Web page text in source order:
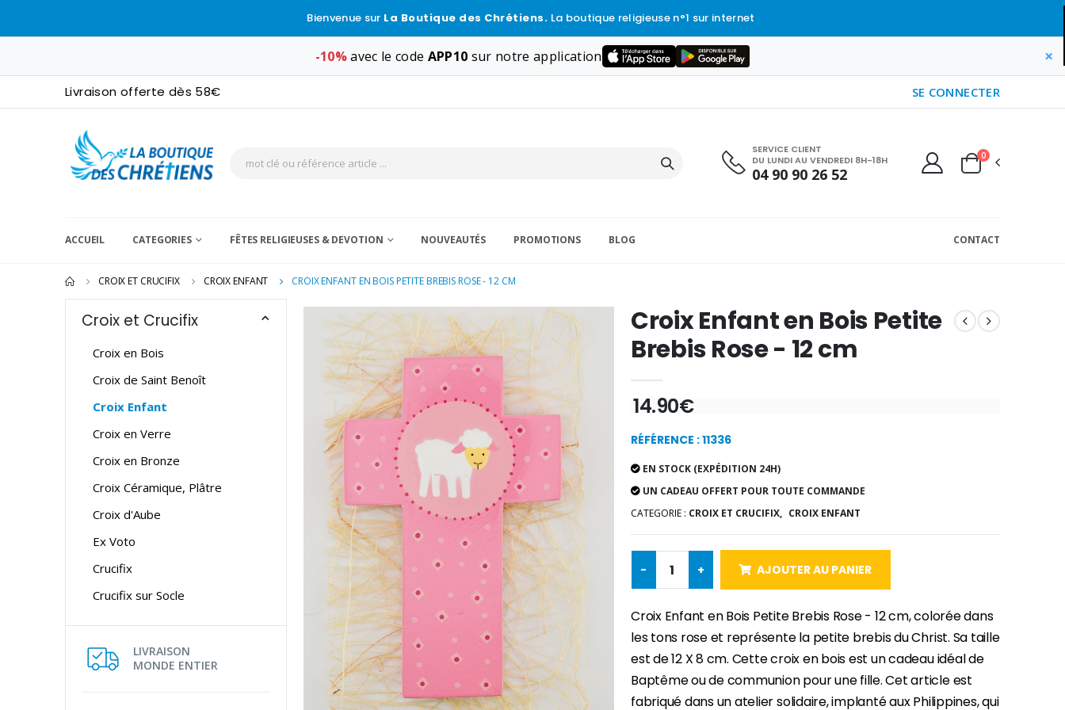
Bienvenue sur La Boutique des Chrétiens. La boutique religieuse n°1 sur internet
-10%avec le code APP10 sur notre application ×
Livraison offerte dès 58€ SE CONNECTER
SERVICE CLIENT
DU LUNDI AU VENDREDI 8H-18H
04 90 90 26 52
0
ACCUEIL CATEGORIES FÊTES RELIGIEUSES & DEVOTION NOUVEAUTÉS PROMOTIONS BLOG CONTACT
CROIX ET CRUCIFIX CROIX ENFANT CROIX ENFANT EN BOIS PETITE BREBIS ROSE - 12 CM
Croix et Crucifix
Croix en Bois
Croix de Saint Benoît
Croix Enfant
Croix en Verre
Croix en Bronze
Croix Céramique, Plâtre
Croix d'Aube
Ex Voto
Crucifix
Crucifix sur Socle
LIVRAISON
MONDE ENTIER
Croix Enfant en Bois Petite
Brebis Rose - 12 cm
14.90€
RÉFÉRENCE : 11336
EN STOCK (EXPÉDITION 24H)
UN CADEAU OFFERT POUR TOUTE COMMANDE
CATEGORIE : CROIX ET CRUCIFIX, CROIX ENFANT
- + AJOUTER AU PANIER
Croix Enfant en Bois Petite Brebis Rose - 12 cm, colorée dans
les tons rose et représente la petite brebis du Christ. Sa taille
est de 12 X 8 cm. Cette croix en bois est un cadeau idéal de
Baptême ou de communion pour une fille. Cet article est
fabriqué dans un atelier solidaire, implanté aux Philippines, qui